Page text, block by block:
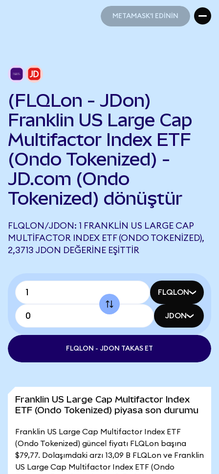
METAMASK'I EDİNİN
(FLQLon - JDon)
Franklin US Large Cap
Multifactor Index ETF
(Ondo Tokenized) -
JD.com (Ondo
Tokenized) dönüştür
FLQLON/JDON: 1 FRANKLIN US LARGE CAP
MULTIFACTOR INDEX ETF (ONDO TOKENIZED),
2,3713 JDON DEĞERINE EŞITTIR
FLQLON
JDON
FLQLON - JDON TAKAS ET
Franklin US Large Cap Multifactor Index
ETF (Ondo Tokenized) piyasa son durumu
Franklin US Large Cap Multifactor Index ETF
(Ondo Tokenized) güncel fiyatı FLQLon başına
$79,77. Dolaşımdaki arzı 13,09 B FLQLon ve Franklin
US Large Cap Multifactor Index ETF (Ondo